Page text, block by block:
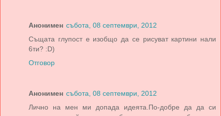
Анонимен събота, 08 септември, 2012
Същата глупост е изобщо да се рисуват картини нали
6ти? :D)
Отговор
Анонимен събота, 08 септември, 2012
Лично на мен ми допада идеята.По-добре да да си